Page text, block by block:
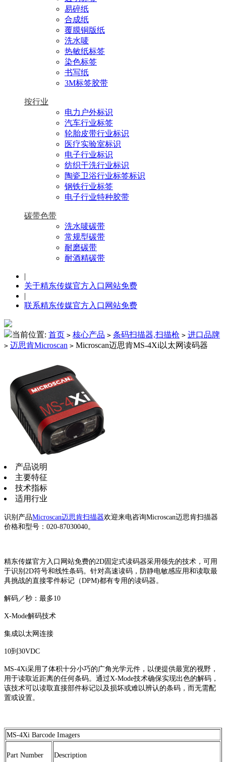
易碎纸
合成纸
覆膜铜版纸
洗水唛
热敏纸标签
染色标签
书写纸
3M标签胶带
按行业
电力户外标识
汽车行业标签
轮胎皮带行业标识
医疗实验室标识
电子行业标识
纺织干洗行业标识
陶瓷卫浴行业标签标识
钢铁行业标签
电子行业特种胶带
碳带色带
洗水唛碳带
常规型碳带
耐磨碳带
耐酒精碳带
|
关于精东传媒官方入口网站免费
|
联系精东传媒官方入口网站免费
当前位置: 首页 > 核心产品 > 条码扫描器,扫描枪 > 进口品牌
> 迈思肯Microscan > Microscan迈思肯MS-4Xi以太网读码器
产品说明
主要特征
技术指标
适用行业
识别产品Microscan迈思肯扫描器欢迎来电咨询Microscan迈思肯扫描器
价格和型号：020-87030040。
精东传媒官方入口网站免费的2D固定式读码器采用领先的技术，可用
于识别2D符号和线性条码。针对高速读码，防静电敏感应用和读取最
具挑战的直接零件标记（DPM)都有专用的读码器。
解码／秒：最多10
X-Mode解码技术
集成以太网连接
10到30VDC
MS-4Xi采用了体积十分小巧的广角光学元件，以便提供最宽的视野，
用于读取近距离的任何条码。通过X-Mode技术确保实现出色的解码，
该技术可以读取直接部件标记以及损坏或难以辨认的条码，而无需配
置或设置。
MS-4Xi Barcode Imagers
Part Number Description